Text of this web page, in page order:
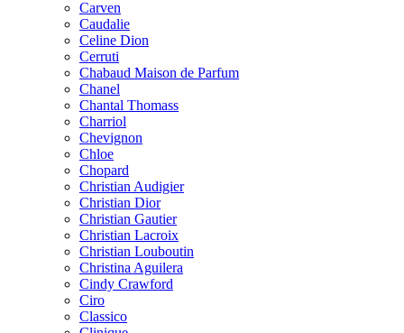
Carven
Caudalie
Celine Dion
Cerruti
Chabaud Maison de Parfum
Chanel
Chantal Thomass
Charriol
Chevignon
Chloe
Chopard
Christian Audigier
Christian Dior
Christian Gautier
Christian Lacroix
Christian Louboutin
Christina Aguilera
Cindy Crawford
Ciro
Classico